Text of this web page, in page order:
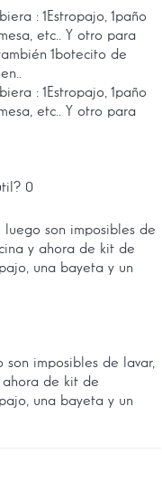
: 1Estropajo, 1paño
etc.. Y otro para
1botecito de
: 1Estropajo, 1paño
etc.. Y otro para
0
luego son imposibles de
y ahora de kit de
una bayeta y un
imposibles de lavar,
de kit de
una bayeta y un